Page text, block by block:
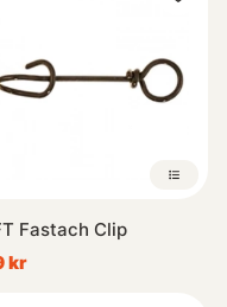
Fastach Clip
kr